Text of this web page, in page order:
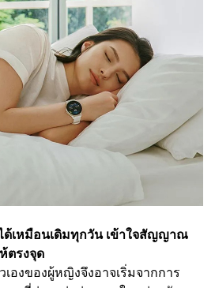
ด้เหมือนเดิมทุกวัน เข้าใจสัญญาณ
ตรงจุด
องของผู้หญิงจึงอาจเริ่มจากการ